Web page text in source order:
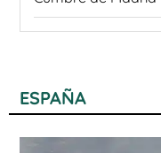
ESPAÑA